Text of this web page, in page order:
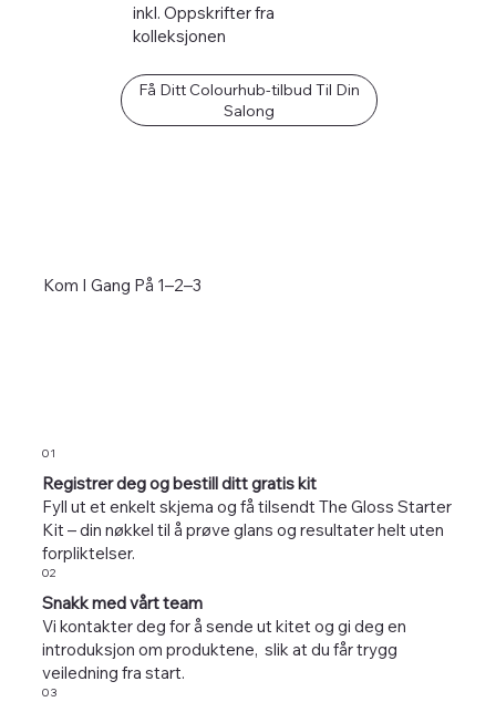
inkl. Oppskrifter fra
kolleksjonen
Få Ditt Colourhub-tilbud Til Din
Salong
Kom I Gang På 1–2–3
Registrer deg og bestill ditt gratis kit
Fyll ut et enkelt skjema og få tilsendt The Gloss Starter
Kit – din nøkkel til å prøve glans og resultater helt uten
forpliktelser.
01
Snakk med vårt team
Vi kontakter deg for å sende ut kitet og gi deg en
introduksjon om produktene, slik at du får trygg
veiledning fra start.
02
03